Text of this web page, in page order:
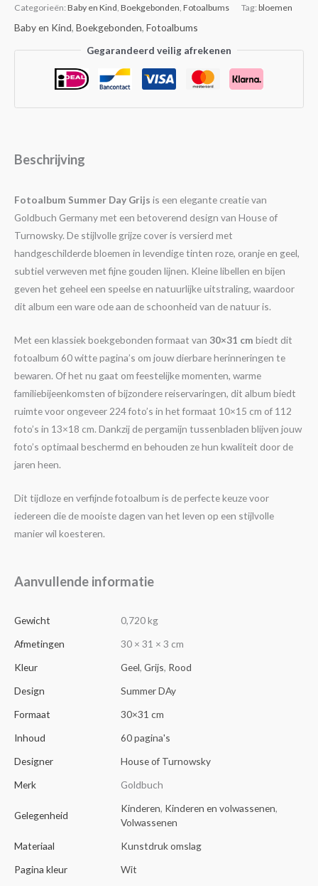
Categorieën: Baby en Kind Boekgebonden Fotoalbums Tag: bloemen
Baby en Kind, Boekgebonden, Fotoalbums
Gegarandeerd veilig afrekenen
Beschrijving
Fotoalbum Summer Day Grijs is een elegante creatie van
Goldbuch Germany met een betoverend design van House of
Turnowsky. De stijlvolle grijze cover is versierd met
handgeschilderde bloemen in levendige tinten roze, oranje en geel,
subtiel verweven met fijne gouden lijnen. Kleine libellen en bijen
geven het geheel een speelse en natuurlijke uitstraling, waardoor
dit album een ware ode aan de schoonheid van de natuur is.
Met een klassiek boekgebonden formaat van 30×31 cm biedt dit
fotoalbum 60 witte pagina’s om jouw dierbare herinneringen te
bewaren. Of het nu gaat om feestelijke momenten, warme
familiebijeenkomsten of bijzondere reiservaringen, dit album biedt
ruimte voor ongeveer 224 foto’s in het formaat 10×15 cm of 112
foto’s in 13×18 cm. Dankzij de pergamijn tussenbladen blijven jouw
foto’s optimaal beschermd en behouden ze hun kwaliteit door de
jaren heen.
Dit tijdloze en verfijnde fotoalbum is de perfecte keuze voor
iedereen die de mooiste dagen van het leven op een stijlvolle
manier wil koesteren.
Aanvullende informatie
Gewicht
0,720 kg
Afmetingen
30 × 31 × 3 cm
Kleur
Geel, Grijs, Rood
Design
Summer DAy
Formaat
30×31 cm
Inhoud
60 pagina's
Designer
House of Turnowsky
Merk
Goldbuch
Gelegenheid
Kinderen, Kinderen en volwassenen,
Volwassenen
Materiaal
Kunstdruk omslag
Pagina kleur
Wit